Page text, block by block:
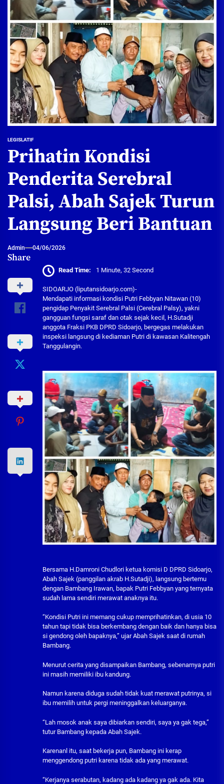
LEGISLATIF
Prihatin Kondisi
Penderita Serebral
Palsi, Abah Sajek Turun
Langsung Beri Bantuan
Admin 04/06/2026
Share
Read Time: 1 Minute, 32 Second
SIDOARJO (liputansidoarjo.com)-
Mendapati informasi kondisi Putri Febbyan Nitawan (10)
pengidap Penyakit Serebral Palsi (Cerebral Palsy), yakni
gangguan fungsi saraf dan otak sejak kecil, H.Sutadji
anggota Fraksi PKB DPRD Sidoarjo, bergegas melakukan
inspeksi langsung di kediaman Putri di kawasan Kalitengah
Tanggulangin.
Bersama H.Damroni Chudlori ketua komisi D DPRD Sidoarjo,
Abah Sajek (panggilan akrab H.Sutadji), langsung bertemu
dengan Bambang Irawan, bapak Putri Febbyan yang ternyata
sudah lama sendiri merawat anaknya itu.
“Kondisi Putri ini memang cukup memprihatinkan, di usia 10
tahun tapi tidak bisa berkembang dengan baik dan hanya bisa
si gendong oleh bapaknya,” ujar Abah Sajek saat di rumah
Bambang.
Menurut cerita yang disampaikan Bambang, sebenarnya putri
ini masih memiliki ibu kandung.
Namun karena diduga sudah tidak kuat merawat putrinya, si
ibu memilih untuk pergi meninggalkan keluarganya.
“Lah mosok anak saya dibiarkan sendiri, saya ya gak tega,”
tutur Bambang kepada Abah Sajek.
Karenanl itu, saat bekerja pun, Bambang ini kerap
menggendong putri karena tidak ada yang merawat.
“Kerjanya serabutan, kadang ada kadang ya gak ada. Kita